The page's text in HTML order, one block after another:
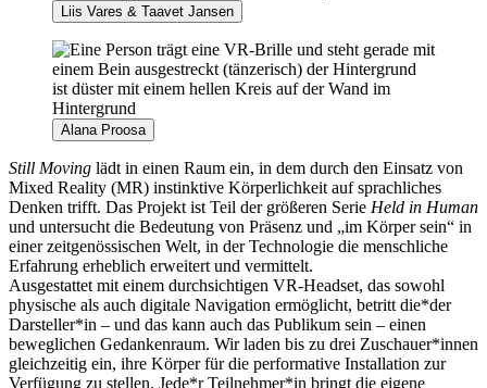
Liis Vares & Taavet Jansen
Alana Proosa
Still Moving lädt in einen Raum ein, in dem durch den Einsatz von
Mixed Reality (MR) instinktive Körperlichkeit auf sprachliches
Denken trifft. Das Projekt ist Teil der größeren Serie Held in Human
und untersucht die Bedeutung von Präsenz und „im Körper sein“ in
einer zeitgenössischen Welt, in der Technologie die menschliche
Erfahrung erheblich erweitert und vermittelt.
Ausgestattet mit einem durchsichtigen VR-Headset, das sowohl
physische als auch digitale Navigation ermöglicht, betritt die*der
Darsteller*in – und das kann auch das Publikum sein – einen
beweglichen Gedankenraum. Wir laden bis zu drei Zuschauer*innen
gleichzeitig ein, ihre Körper für die performative Installation zur
Verfügung zu stellen. Jede*r Teilnehmer*in bringt die eigene